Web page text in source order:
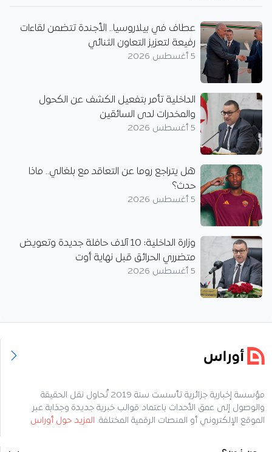
عطاف في بيلاروسيا.. الأجندة تتضمن لقاءات
رفيعة لتعزيز التعاون الثنائي
5 أغسطس 2026
الداخلية تأمر بتفعيل الكشف عن الكحول
والمخدرات لدى السائقين
5 أغسطس 2026
هل يتراجع روما عن التعاقد مع بلغالي.. ماذا
حدث؟
5 أغسطس 2026
وزارة الداخلية: 10 آلاف حافلة جديدة وتعويض
متضرري الحرائق قبل نهاية أوت
5 أغسطس 2026
مؤسسة إخبارية جزائرية تأسست سنة 2019 تُحاول نقل الحقيقة
والوصول إلى عمق الأحداث باعتماد قوالب خبرية جديدة وجذابة عبر
الموقع الإلكتروني أو المنصات الرقمية المختلفة. المزيد حول أوراس